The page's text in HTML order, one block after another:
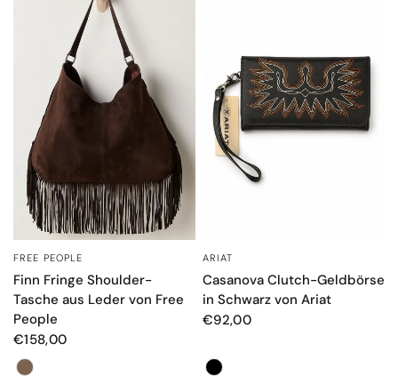
SCHNELLANSICHT
FREE PEOPLE
Finn Fringe Shoulder-
Tasche aus Leder von Free
People
€158,00
Farbe
ARIAT
Casanova Clutch-Geldbörse
in Schwarz von Ariat
€92,00
Farbe